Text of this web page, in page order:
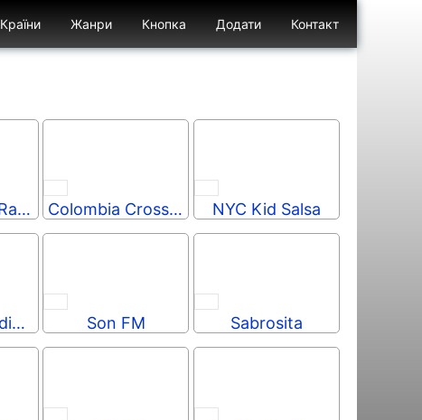
Країни Жанри Кнопка Додати Контакт
La Poderosa Radio Online Vallenato Colombia Crossover NYC Kid Salsa
Salsagordaradio Salsa Son FM Sabrosita